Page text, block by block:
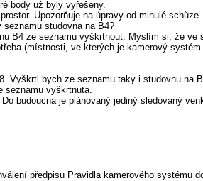
body už byly vyřešeny.
Upozorňuje na úpravy od minulé
studovna na B4?
B4 ze seznamu vyškrtnout. Myslím si, že
(místnosti, ve kterých je kamerový systém
Vyškrtl bych ze seznamu taky i studovnu na
seznamu vyškrtnuta.
budoucna je plánovaný jediný sledovaný
předpisu Pravidla kamerového systému